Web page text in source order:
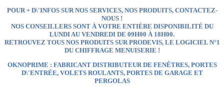
POUR + D\'INFOS SUR NOS SERVICES, NOS PRODUITS, CONTACTEZ-
NOUS !
NOS CONSEILLERS SONT À VOTRE ENTIÈRE DISPONIBILITÉ DU
LUNDI AU VENDREDI DE 09H00 À 18H00.
RETROUVEZ TOUS NOS PRODUITS SUR PRODEVIS, LE LOGICIEL N°1
DU CHIFFRAGE MENUISERIE !
OKNOPRIME : FABRICANT DISTRIBUTEUR DE FENÊTRES, PORTES
D\'ENTRÉE, VOLETS ROULANTS, PORTES DE GARAGE ET
PERGOLAS